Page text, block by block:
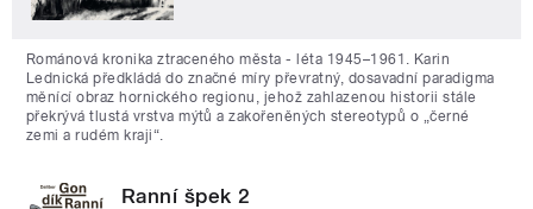
Románová kronika ztraceného města - léta 1945–1961. Karin
Lednická předkládá do značné míry převratný, dosavadní paradigma
měnící obraz hornického regionu, jehož zahlazenou historii stále
překrývá tlustá vrstva mýtů a zakořeněných stereotypů o „černé
zemi a rudém kraji“.
Ranní špek 2